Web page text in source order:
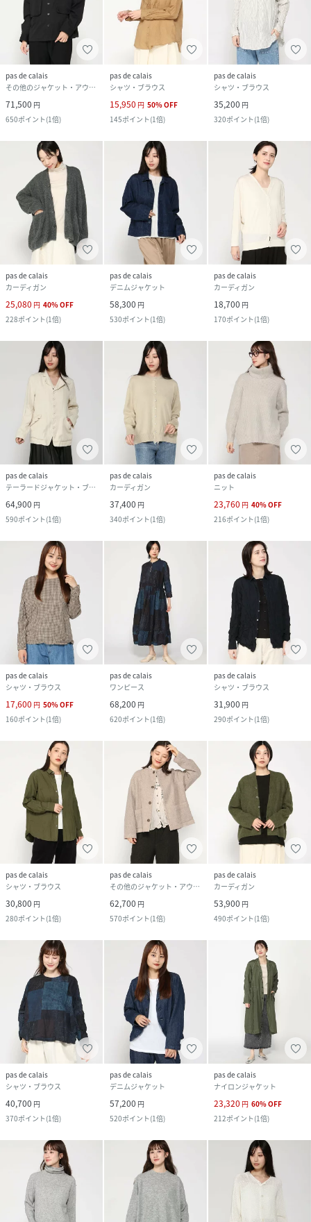
pas de calais
その他のジャケット・アウター
71,500 円
650ポイント(1倍)
pas de calais
シャツ・ブラウス
15,950 円 50%OFF
145ポイント(1倍)
pas de calais
シャツ・ブラウス
35,200 円
320ポイント(1倍)
pas de calais
カーディガン
25,080 円 40%OFF
228ポイント(1倍)
pas de calais
デニムジャケット
58,300 円
530ポイント(1倍)
pas de calais
カーディガン
18,700 円
170ポイント(1倍)
pas de calais
テーラードジャケット・ブレザー
64,900 円
590ポイント(1倍)
pas de calais
カーディガン
37,400 円
340ポイント(1倍)
pas de calais
ニット
23,760 円 40%OFF
216ポイント(1倍)
pas de calais
シャツ・ブラウス
17,600 円 50%OFF
160ポイント(1倍)
pas de calais
ワンピース
68,200 円
620ポイント(1倍)
pas de calais
シャツ・ブラウス
31,900 円
290ポイント(1倍)
pas de calais
シャツ・ブラウス
30,800 円
280ポイント(1倍)
pas de calais
その他のジャケット・アウター
62,700 円
570ポイント(1倍)
pas de calais
カーディガン
53,900 円
490ポイント(1倍)
pas de calais
シャツ・ブラウス
40,700 円
370ポイント(1倍)
pas de calais
デニムジャケット
57,200 円
520ポイント(1倍)
pas de calais
ナイロンジャケット
23,320 円 60%OFF
212ポイント(1倍)